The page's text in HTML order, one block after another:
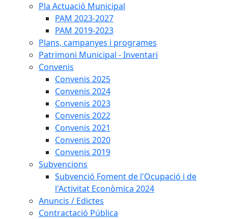
Pla Actuació Municipal
PAM 2023-2027
PAM 2019-2023
Plans, campanyes i programes
Patrimoni Municipal - Inventari
Convenis
Convenis 2025
Convenis 2024
Convenis 2023
Convenis 2022
Convenis 2021
Convenis 2020
Convenis 2019
Subvencions
Subvenció Foment de l'Ocupació i de
l'Activitat Econòmica 2024
Anuncis / Edictes
Contractació Pública